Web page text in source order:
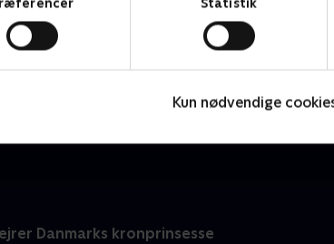
Kun nødvendige
Danmarks kronprinsesse